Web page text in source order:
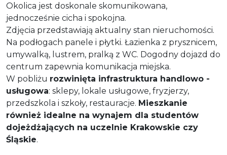
Okolica jest doskonale skomunikowana,
jednocześnie cicha i spokojna.
Zdjęcia przedstawiają aktualny stan nieruchomości.
Na podłogach panele i płytki. Łazienka z prysznicem,
umywalką, lustrem, pralką z WC. Dogodny dojazd do
centrum zapewnia komunikacja miejska.
W pobliżu rozwinięta infrastruktura handlowo -
usługowa: sklepy, lokale usługowe, fryzjerzy,
przedszkola i szkoły, restauracje. Mieszkanie
również idealne na wynajem dla studentów
dojeżdżających na uczelnie Krakowskie czy
Śląskie.